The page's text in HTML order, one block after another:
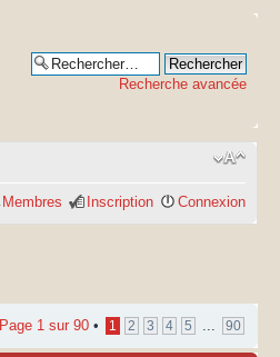
Recherche avancée
Membres Inscription Connexion
Page 1 sur 90 • 1 2 3 4 5 ... 90